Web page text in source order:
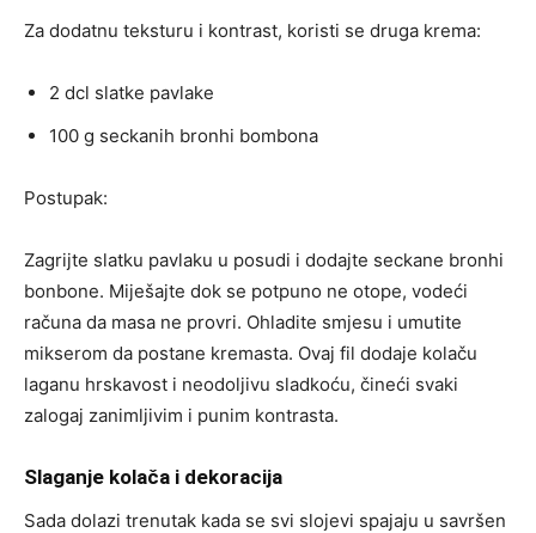
Za dodatnu teksturu i kontrast, koristi se druga krema:
2 dcl slatke pavlake
100 g seckanih bronhi bombona
Postupak:
Zagrijte slatku pavlaku u posudi i dodajte seckane bronhi
bonbone. Miješajte dok se potpuno ne otope, vodeći
računa da masa ne provri. Ohladite smjesu i umutite
mikserom da postane kremasta. Ovaj fil dodaje kolaču
laganu hrskavost i neodoljivu sladkoću, čineći svaki
zalogaj zanimljivim i punim kontrasta.
Slaganje kolača i dekoracija
Sada dolazi trenutak kada se svi slojevi spajaju u savršen